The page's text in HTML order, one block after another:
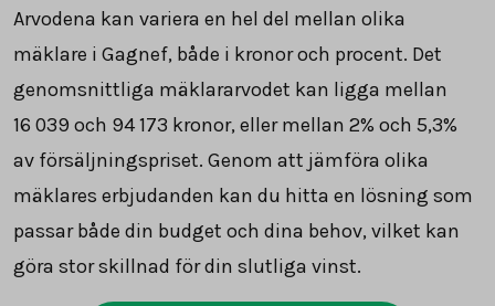
Arvodena kan variera en hel del mellan olika
mäklare i Gagnef, både i kronor och procent. Det
genomsnittliga mäklararvodet kan ligga mellan
16 039 och 94 173 kronor, eller mellan 2% och 5,3%
av försäljningspriset. Genom att jämföra olika
mäklares erbjudanden kan du hitta en lösning som
passar både din budget och dina behov, vilket kan
göra stor skillnad för din slutliga vinst.